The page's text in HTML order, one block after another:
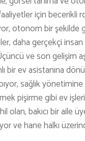
için becerikli
otonom bir
daha gerçekçi insan
ve son gelişim
bir ev asistanına
sağlık
pişirme gibi ev
olan, bakıcı bir
ve hane halkı